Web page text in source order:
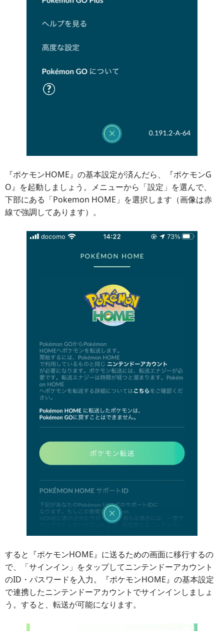
『ポケモンHOME』の基本設定が済んだら、『ポケモンG
O』を起動しましょう。メニューから「設定」を選んで、
下部にある「Pokemon HOME」を選択します（画像は赤
線で強調してあります）。
すると『ポケモンHOME』に送るための画面に移行するの
で、「サインイン」をタップしてニンテンドーアカウント
のID・パスワードを入力。『ポケモンHOME』の基本設定
で連携したニンテンドーアカウントでサインインしましょ
う。すると、転送が可能になります。